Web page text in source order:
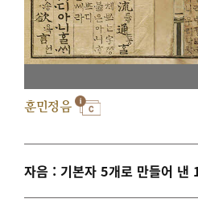
훈민정음
자음 : 기본자 5개로 만들어 낸